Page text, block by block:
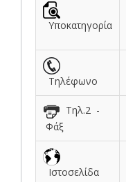
Υποκατηγορία
Τηλέφωνο
Τηλ.2 -
Φάξ
Ιστοσελίδα